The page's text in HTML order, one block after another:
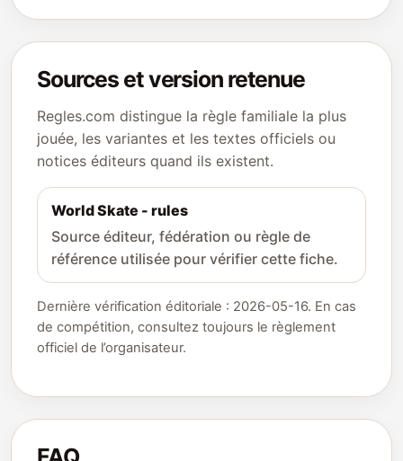
Sources et version retenue
Regles.com distingue la règle familiale la plus
jouée, les variantes et les textes officiels ou
notices éditeurs quand ils existent.
World Skate - rules
Source éditeur, fédération ou règle de
référence utilisée pour vérifier cette fiche.
Dernière vérification éditoriale : 2026-05-16. En cas
de compétition, consultez toujours le règlement
officiel de l’organisateur.